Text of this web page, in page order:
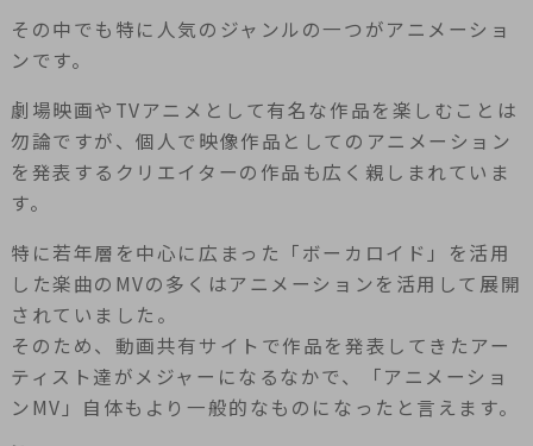
その中でも特に人気のジャンルの一つがアニメーショ
ンです。
劇場映画やTVアニメとして有名な作品を楽しむことは
勿論ですが、個人で映像作品としてのアニメーション
を発表するクリエイターの作品も広く親しまれていま
す。
特に若年層を中心に広まった「ボーカロイド」を活用
した楽曲のMVの多くはアニメーションを活用して展開
されていました。
そのため、動画共有サイトで作品を発表してきたアー
ティスト達がメジャーになるなかで、「アニメーショ
ンMV」自体もより一般的なものになったと言えます。